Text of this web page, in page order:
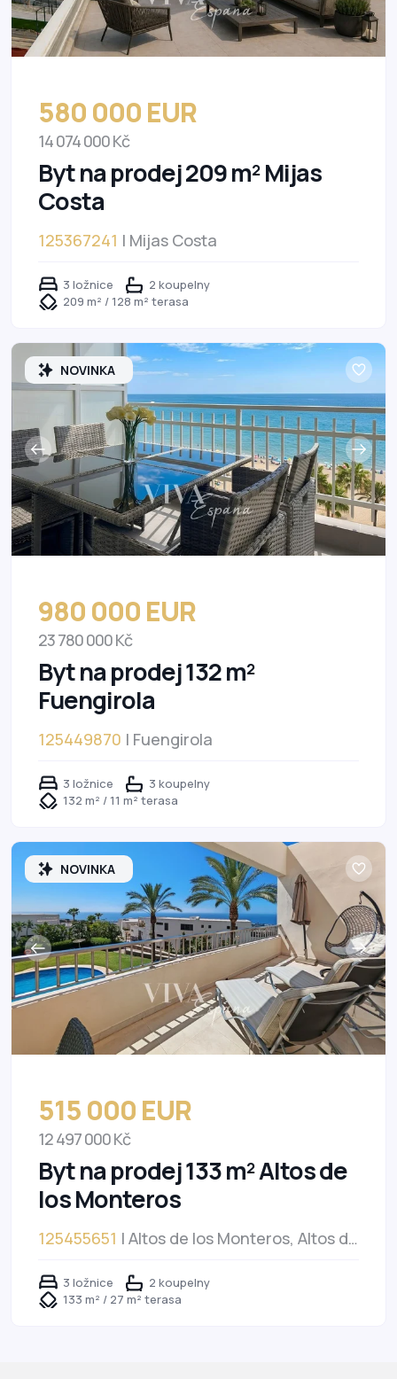
580 000 EUR
14 074 000 Kč
Byt na prodej 209 m² Mijas
Costa
125367241 | Mijas Costa
3 ložnice
2 koupelny
209 m² / 128 m² terasa
NOVINKA
980 000 EUR
23 780 000 Kč
Byt na prodej 132 m²
Fuengirola
125449870 | Fuengirola
3 ložnice
3 koupelny
132 m² / 11 m² terasa
NOVINKA
515 000 EUR
12 497 000 Kč
Byt na prodej 133 m² Altos de
los Monteros
125455651 | Altos de los Monteros, Altos de
3 ložnice
2 koupelny
133 m² / 27 m² terasa